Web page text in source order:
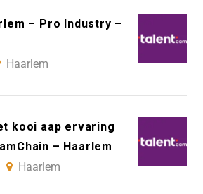
– Pro Industry –
Haarlem
kooi aap ervaring
– Haarlem
Haarlem